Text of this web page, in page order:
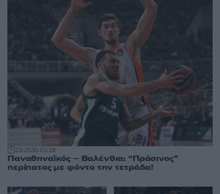
23:2530.03.18
Παναθηναϊκός – Βαλένθια: “Πράσινος”
περίπατος με φόντο την τετράδα!